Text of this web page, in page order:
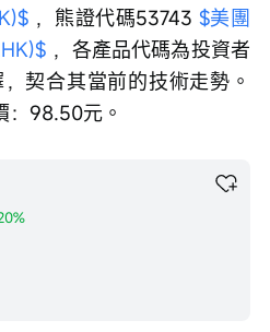
，熊證代碼53743 $美團
，各產品代碼為投資者
契合其當前的技術走勢。
：98.50元。